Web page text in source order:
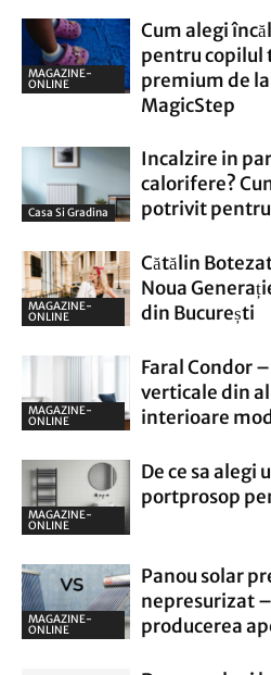
MAGAZINE-
ONLINE
Cum alegi
pentru copilul
premium de
MagicStep
Casa Si Gradina
Incalzire in
calorifere?
potrivit
MAGAZINE-
ONLINE
Cătălin
Noua
din București
MAGAZINE-
ONLINE
Faral Condor
verticale din
interioare
MAGAZINE-
ONLINE
De ce sa alegi
portprosop
MAGAZINE-
ONLINE
Panou solar
nepresurizat
producerea